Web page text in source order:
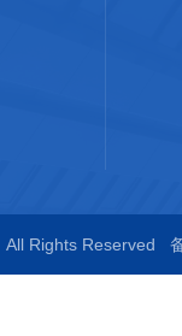
All Rights Reserved